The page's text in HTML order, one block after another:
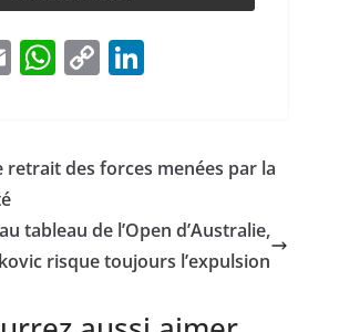
E
l
W
s
p
p
C
y
n
k
e
n
retrait des forces menées par la
tableau de l’Open d’Australie,
risque toujours l’expulsion